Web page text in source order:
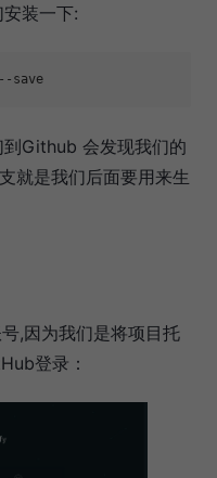
装一下:
Github 会发现我们的
就是我们后面要用来生
,因为我们是将项目托
登录：